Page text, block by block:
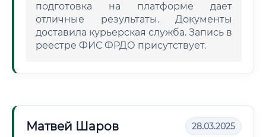
подготовка на платформе дает
отличные результаты. Документы
доставила курьерская служба. Запись в
реестре ФИС ФРДО присутствует.
Матвей Шаров 28.03.2025